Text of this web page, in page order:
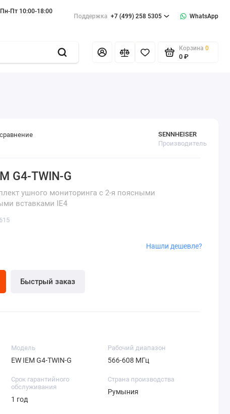
Пн-Пт 10:00-18:00
Поддержка +7 (499) 258 5305 WhatsApp
Корзина 0
0 ₽
G4-TWIN-G
ушного мониторинга с 2-я поясными
вставками IE4
SENNHEISER
Производитель
Быстрый заказ
Нашли дешевле?
Модель
EW IEM G4-TWIN-G
Рабочий диапазон
566-608 MГц
Срок гарантийного
обслуживания
1 год
Страна производства
Румыния